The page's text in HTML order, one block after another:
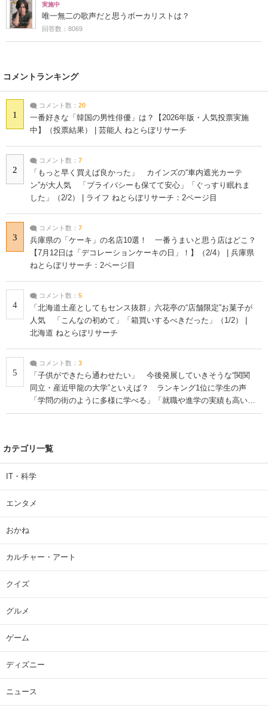
実施中
唯一無二の歌声だと思うボーカリストは？
回答数：8069
コメントランキング
1
コメント数： 20
一番好きな「韓国の男性俳優」は？【2026年版・人気投票実施
中】（投票結果） | 芸能人 ねとらぼリサーチ
2
コメント数： 7
「もっと早く買えば良かった」 カインズの“車内遮光カーテ
ン”が大人気 「プライバシーも保てて安心」「ぐっすり眠れま
した」（2/2） | ライフ ねとらぼリサーチ：2ページ目
3
コメント数： 7
兵庫県の「ケーキ」の名店10選！ 一番うまいと思う店はどこ？
【7月12日は「デコレーションケーキの日」！】（2/4） | 兵庫県
ねとらぼリサーチ：2ページ目
4
コメント数： 5
「北海道土産としてもセンス抜群」六花亭の“店舗限定”お菓子が
人気 「こんなの初めて」「箱買いするべきだった」（1/2） |
北海道 ねとらぼリサーチ
5
コメント数： 3
「子供ができたら通わせたい」 今後発展していきそうな“関関
同立・産近甲龍の大学”といえば？ ランキング1位に学生の声
「学問の街のように多様に学べる」「就職や進学の実績も高い」
| 大学 ねとらぼリサーチ
カテゴリ一覧
IT・科学
エンタメ
おかね
カルチャー・アート
クイズ
グルメ
ゲーム
ディズニー
ニュース